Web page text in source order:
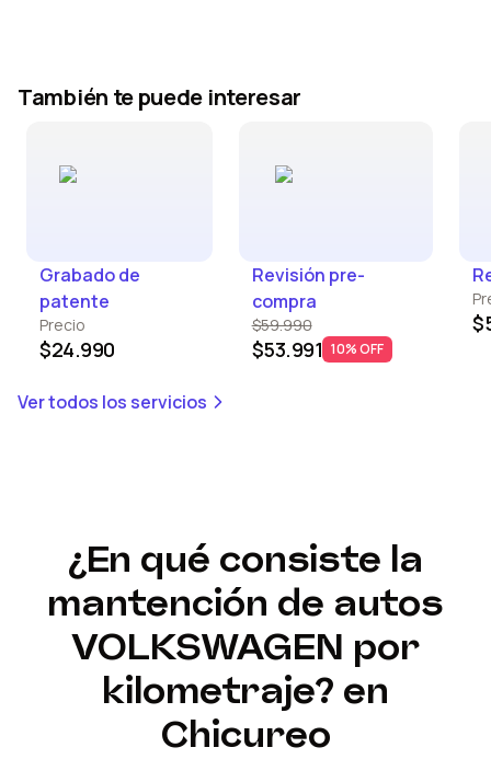
También te puede interesar
Grabado de
patente
Precio
$24.990
Revisión pre-
compra
$59.990
$53.991 10% OFF
Ver todos los servicios
¿En qué consiste la
mantención de autos
VOLKSWAGEN por
kilometraje? en
Chicureo